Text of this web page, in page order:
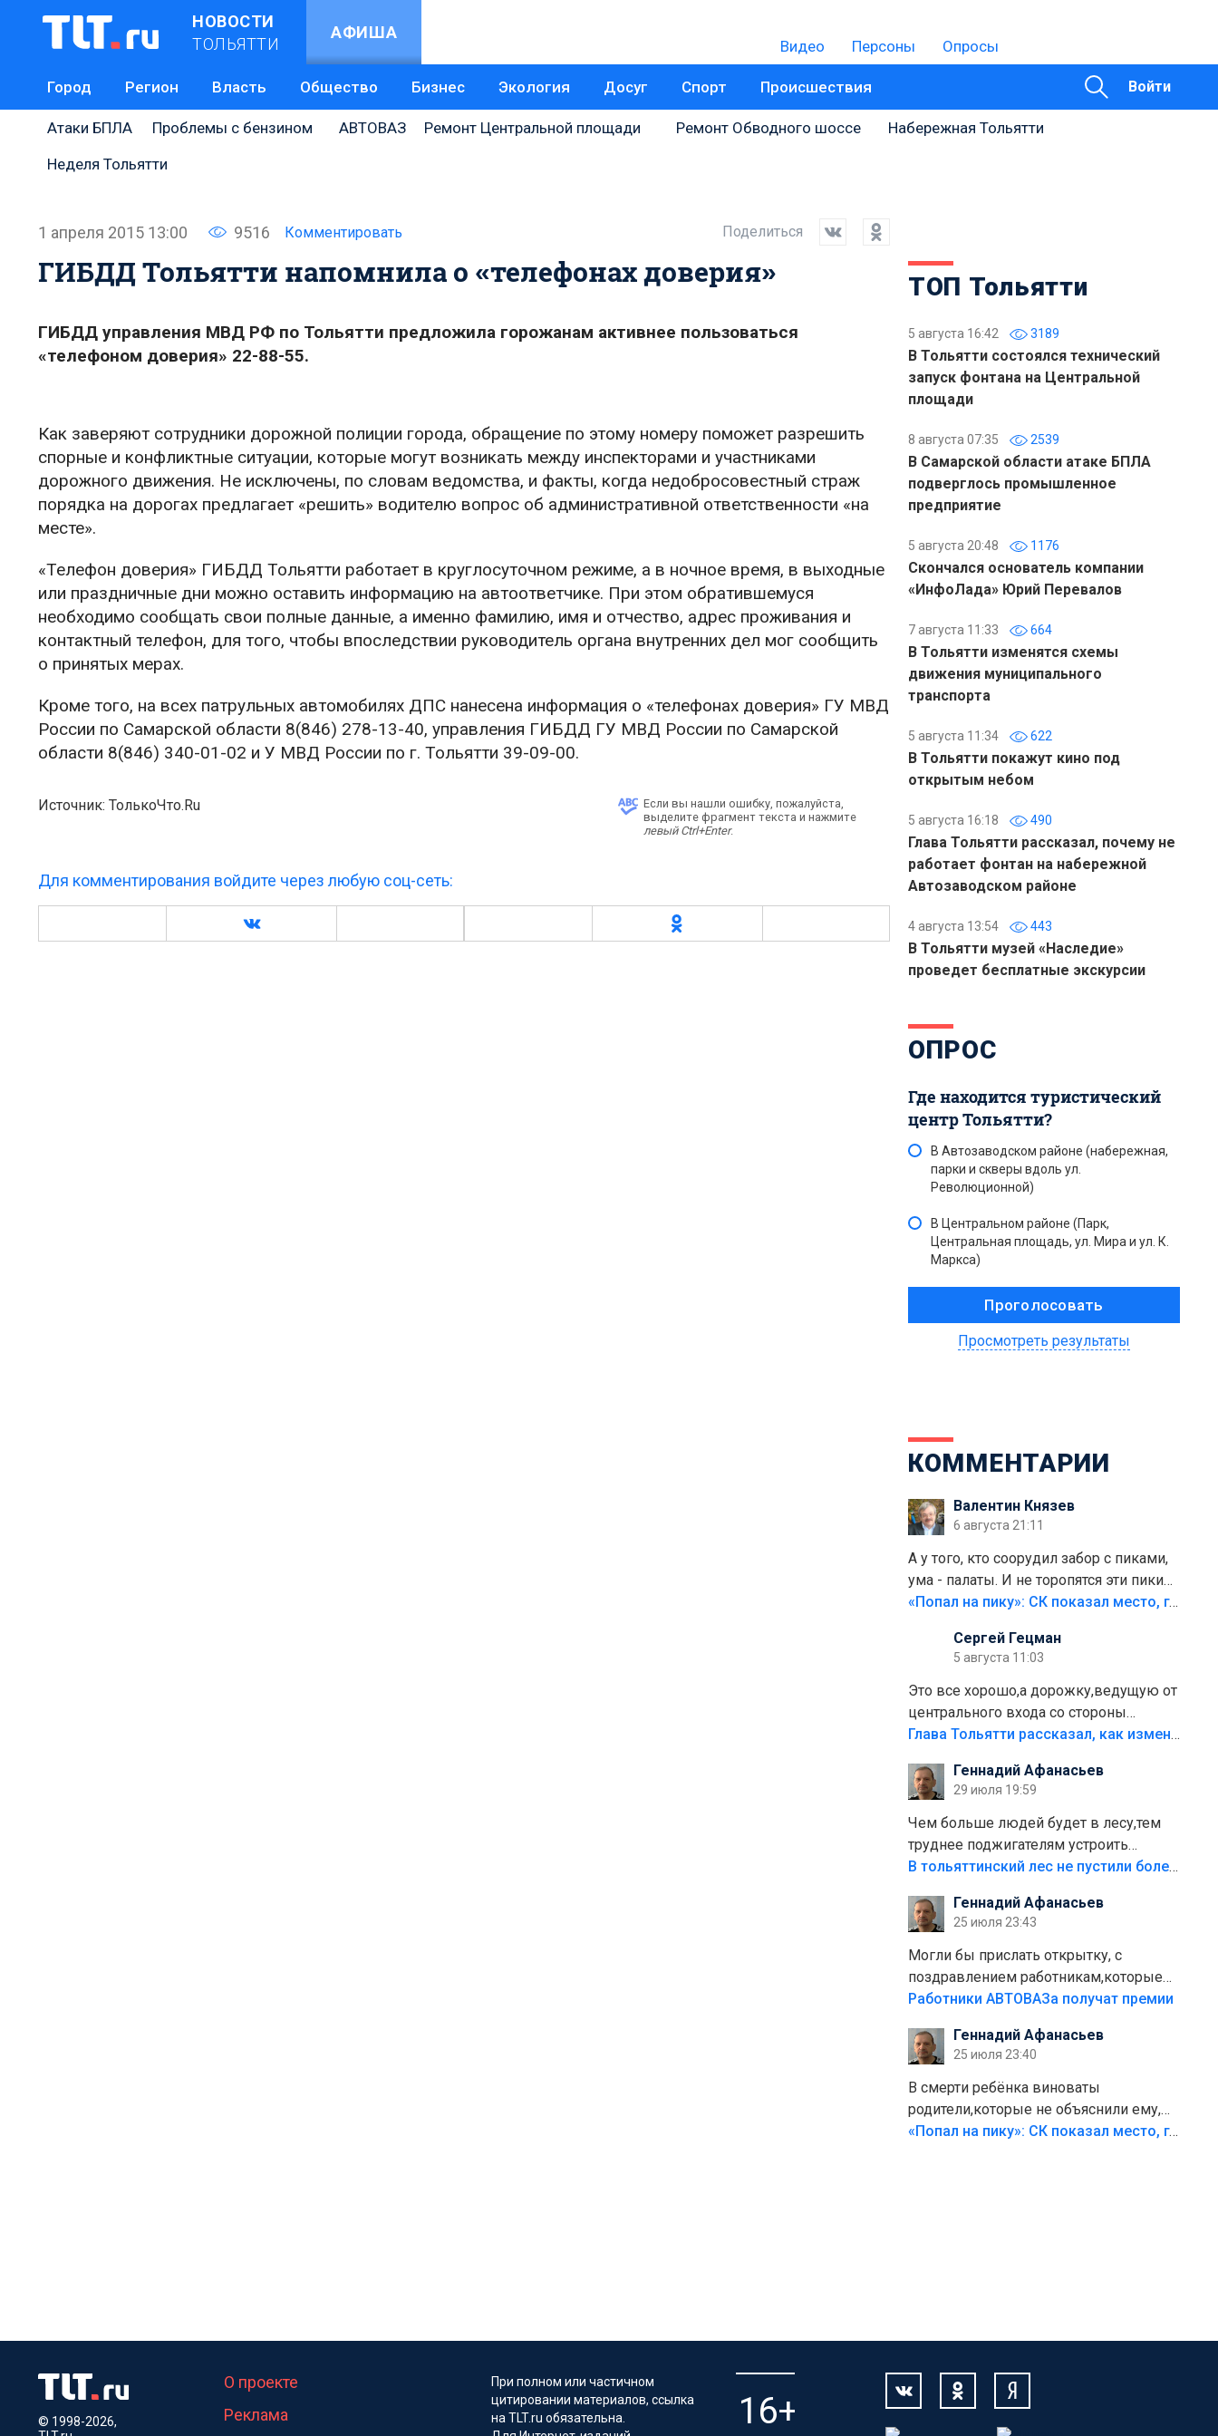
НОВОСТИ
ТОЛЬЯТТИ
АФИША
Видео Персоны Опросы
Город Регион Власть Общество Бизнес Экология Досуг Спорт Происшествия Войти
Атаки БПЛА Проблемы с бензином АВТОВАЗ Ремонт Центральной площади Ремонт Обводного шоссе
Набережная Тольятти
Неделя Тольятти
1 апреля 2015 13:00 9516 Комментировать Поделиться
ГИБДД Тольятти напомнила о «телефонах доверия»
ГИБДД управления МВД РФ по Тольятти предложила горожанам активнее пользоваться
«телефоном доверия» 22-88-55.
Как заверяют сотрудники дорожной полиции города, обращение по этому номеру поможет разрешить
спорные и конфликтные ситуации, которые могут возникать между инспекторами и участниками
дорожного движения. Не исключены, по словам ведомства, и факты, когда недобросовестный страж
порядка на дорогах предлагает «решить» водителю вопрос об административной ответственности «на
месте».
«Телефон доверия» ГИБДД Тольятти работает в круглосуточном режиме, а в ночное время, в выходные
или праздничные дни можно оставить информацию на автоответчике. При этом обратившемуся
необходимо сообщать свои полные данные, а именно фамилию, имя и отчество, адрес проживания и
контактный телефон, для того, чтобы впоследствии руководитель органа внутренних дел мог сообщить
о принятых мерах.
Кроме того, на всех патрульных автомобилях ДПС нанесена информация о «телефонах доверия» ГУ МВД
России по Самарской области 8(846) 278-13-40, управления ГИБДД ГУ МВД России по Самарской
области 8(846) 340-01-02 и У МВД России по г. Тольятти 39-09-00.
Источник: ТолькоЧто.Ru
Если вы нашли ошибку, пожалуйста,
выделите фрагмент текста и нажмите
левый Ctrl+Enter.
Для комментирования войдите через любую соц-сеть:
ТОП Тольятти
5 августа 16:42 3189
В Тольятти состоялся технический
запуск фонтана на Центральной
площади
8 августа 07:35 2539
В Самарской области атаке БПЛА
подверглось промышленное
предприятие
5 августа 20:48 1176
Скончался основатель компании
«ИнфоЛада» Юрий Перевалов
7 августа 11:33 664
В Тольятти изменятся схемы
движения муниципального
транспорта
5 августа 11:34 622
В Тольятти покажут кино под
открытым небом
5 августа 16:18 490
Глава Тольятти рассказал, почему не
работает фонтан на набережной
Автозаводском районе
4 августа 13:54 443
В Тольятти музей «Наследие»
проведет бесплатные экскурсии
ОПРОС
Где находится туристический
центр Тольятти?
В Автозаводском районе (набережная,
парки и скверы вдоль ул.
Революционной)
В Центральном районе (Парк,
Центральная площадь, ул. Мира и ул. К.
Маркса)
Просмотреть результаты
КОММЕНТАРИИ
Валентин Князев
6 августа 21:11
А у того, кто соорудил забор с пиками,
ума - палаты. И не торопятся эти пики
срезать
«Попал на пику»: СК показал место, где был смертельно травмирован ребенок в Тольятти
Сергей Гецман
5 августа 11:03
Это все хорошо,а дорожку,ведущую от
центрального входа со стороны
кафе"Мираж" к аттракционам слабо
плитки не хватило,т.к.осенью и зимой
лежала в парке и испортилась.Да
еще,видимо,часть украли.
Глава Тольятти рассказал, как изменится парк Центрального района
Геннадий Афанасьев
29 июля 19:59
Чем больше людей будет в лесу,тем
труднее поджигателям устроить
пожар.Тех кто разводит костры,тех
полно стоит,почему водители всё
равно едут в лес? Штрафы мизерные.
В тольяттинский лес не пустили более тысячи автомобилей
Геннадий Афанасьев
25 июля 23:43
Могли бы прислать открытку, с
поздравлением работникам,которые
больше сорока лет отработали на
Работники АВТОВАЗа получат премии
Геннадий Афанасьев
25 июля 23:40
В смерти ребёнка виноваты
родители,которые не объяснили ему,
что такое хорошо и что такое плохо!
«Попал на пику»: СК показал место, где был смертельно травмирован ребенок в Тольятти
© 1998-2026,
О проекте
Реклама
При полном или частичном
цитировании материалов, ссылка
на TLT.ru обязательна.